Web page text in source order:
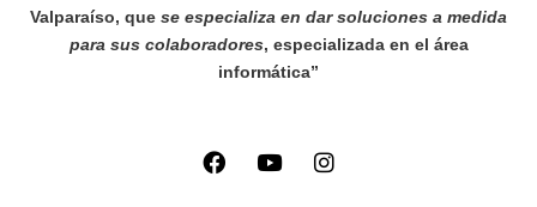
Valparaíso, que se especializa en dar soluciones a medida
para sus colaboradores, especializada en el área
informática”